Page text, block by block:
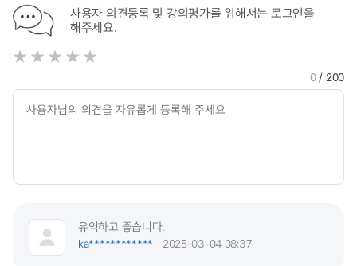
사용자 의견등록 및 강의평가를 위해서는 로그인을
해주세요.
0/ 200
유익하고 좋습니다.
ka************
2025-03-04 08:37